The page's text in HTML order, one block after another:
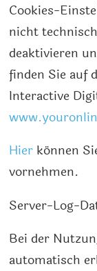
Cookies-
nicht
deaktivieren
finden Sie auf
Interactive
Hier können
vornehmen.
Server-Log-
Bei der
automatisch